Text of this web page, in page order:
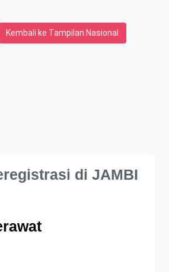
Kembali ke Tampilan Nasional
di JAMBI